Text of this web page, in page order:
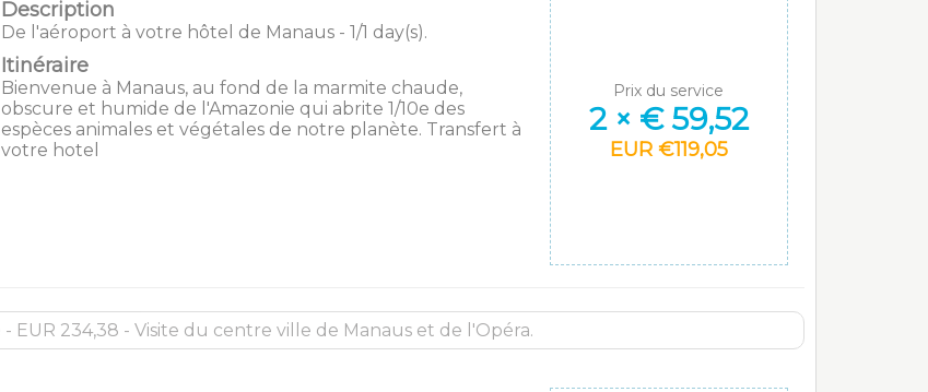
Description
De l'aéroport à votre hôtel de Manaus - 1/1 day(s).
Itinéraire
Bienvenue à Manaus, au fond de la marmite chaude,
obscure et humide de l'Amazonie qui abrite 1/10e des
espèces animales et végétales de notre planète. Transfert à
votre hotel
Prix du service
2× € 59,52
EUR €119,05